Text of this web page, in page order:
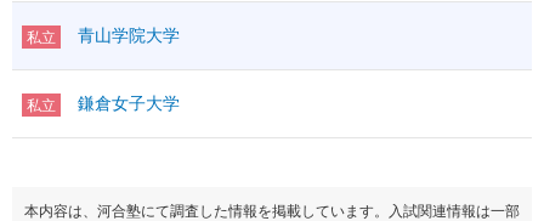
私立 青山学院大学
私立 鎌倉女子大学
本内容は、河合塾にて調査した情報を掲載しています。入試関連情報は一部